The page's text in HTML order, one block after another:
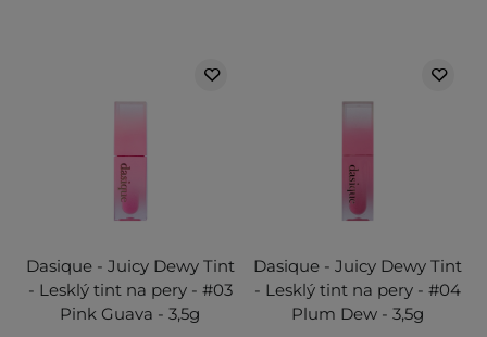
Dasique - Juicy Dewy Tint
- Lesklý tint na pery - #03
Pink Guava - 3,5g
Dasique - Juicy Dewy Tint
- Lesklý tint na pery - #04
Plum Dew - 3,5g